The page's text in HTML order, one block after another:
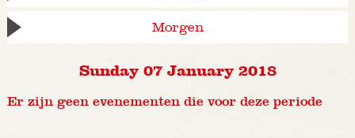
Morgen
Sunday 07 January 2018
Er zijn geen evenementen die voor deze periode